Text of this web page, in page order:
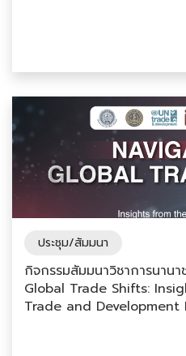
ประชุม/สัมมนา
กิจกรรมสัมมนาวิชาการนาน
Global Trade Shifts:
Trade and